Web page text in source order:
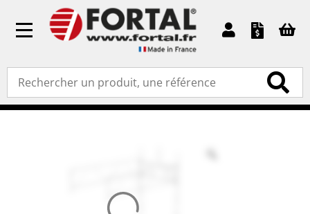
Toggle
Accueil»Produits standards»Échafaudages de façade
» Kit passage piéton maille suivante